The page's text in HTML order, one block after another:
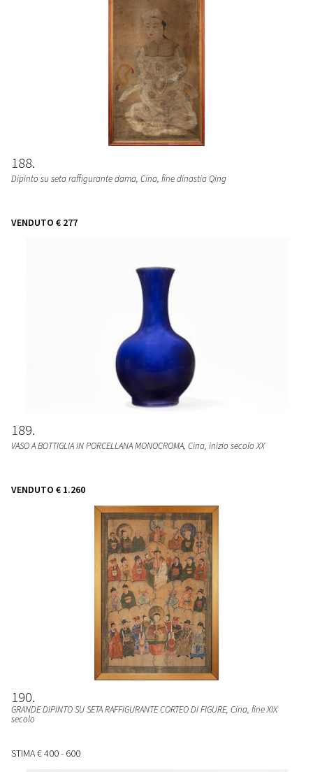
188
Dipinto su seta raffigurante dama, Cina, fine dinastia Qing
VENDUTO € 277
189
VASO A BOTTIGLIA IN PORCELLANA MONOCROMA, Cina, inizio secolo XX
VENDUTO € 1.260
190
GRANDE DIPINTO SU SETA RAFFIGURANTE CORTEO DI FIGURE, Cina, fine XIX
secolo
STIMA€ 400 - 600